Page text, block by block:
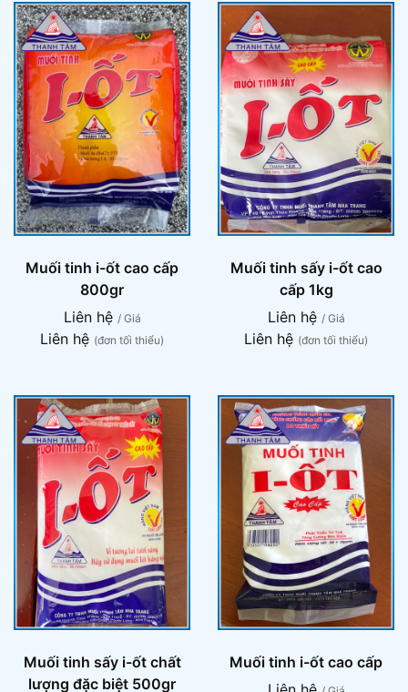
Muối tinh i-ốt cao cấp
800gr
Liên hệ / Giá
Liên hệ (đơn tối thiểu)
Muối tinh sấy i-ốt cao
cấp 1kg
Liên hệ / Giá
Liên hệ (đơn tối thiểu)
Muối tinh sấy i-ốt chất
lượng đặc biệt 500gr
Muối tinh i-ốt cao cấp